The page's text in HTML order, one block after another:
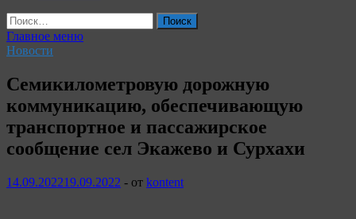
Найти:
Главное меню
Новости
Семикилометровую дорожную
коммуникацию, обеспечивающую
транспортное и пассажирское
сообщение сел Экажево и Сурхахи
14.09.202219.09.2022 - от kontent